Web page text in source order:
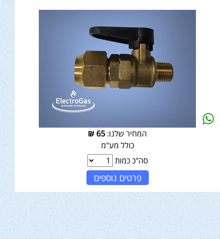
המחיר שלנו: 65
₪
כולל מע"מ
סה"כ כמות
פרטים נוספים